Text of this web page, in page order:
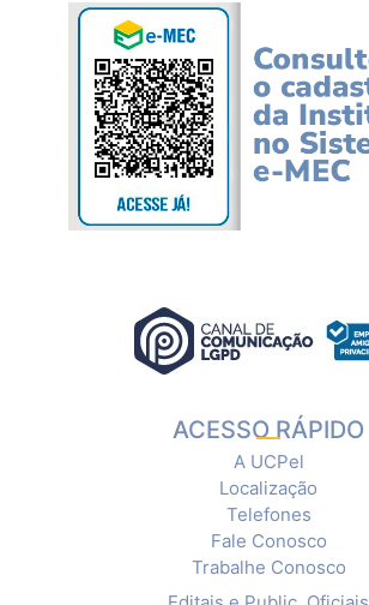
ACESSO RÁPIDO
A UCPel
Localização
Telefones
Fale Conosco
Trabalhe Conosco